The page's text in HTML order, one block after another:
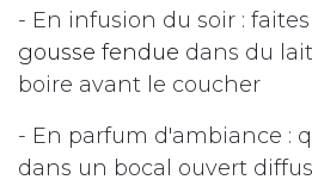
- En infusion du soir :
gousse fendue dans du
boire avant le coucher
- En parfum d'ambiance :
dans un bocal ouvert